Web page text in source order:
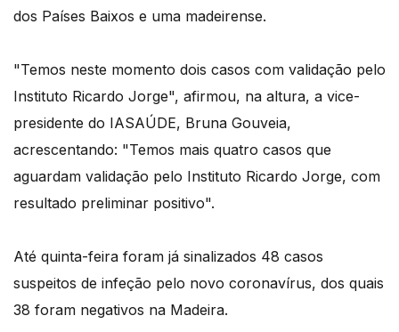
dos Países Baixos e uma madeirense.
"Temos neste momento dois casos com validação pelo
Instituto Ricardo Jorge", afirmou, na altura, a vice-
presidente do IASAÚDE, Bruna Gouveia,
acrescentando: "Temos mais quatro casos que
aguardam validação pelo Instituto Ricardo Jorge, com
resultado preliminar positivo".
Até quinta-feira foram já sinalizados 48 casos
suspeitos de infeção pelo novo coronavírus, dos quais
38 foram negativos na Madeira.